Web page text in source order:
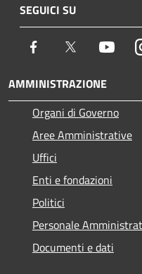
SEGUICI SU
Facebook Twitter
AMMINISTRAZIONE
Organi di Governo
Aree Amministrative
Uffici
Enti e fondazioni
Politici
Personale
Documenti e dati